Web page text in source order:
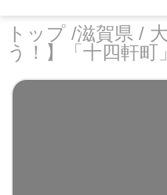
トップ /滋賀県 /
う！】「十四軒町」